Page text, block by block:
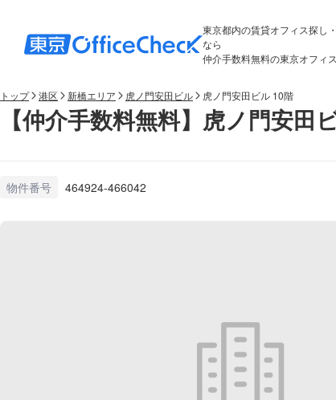
東京都内の賃貸オフィス探し
なら
仲介手数料無料の東京オフィ
トップ 港区 新橋エリア 虎ノ門安田ビル 虎ノ門安田ビル 10階
【仲介手数料無料】虎ノ門安田
物件番号 464924-466042